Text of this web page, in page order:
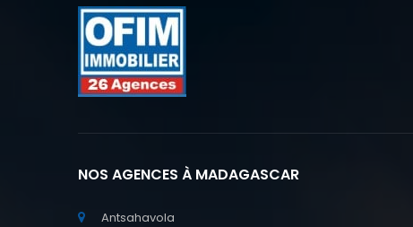
NOS AGENCES À MADAGASCAR
Antsahavola